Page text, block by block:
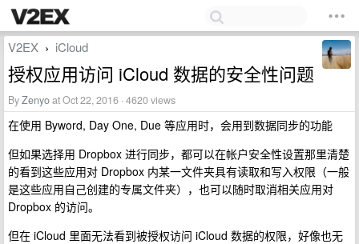
V2EX › iCloud
授权应用访问 iCloud 数据的安全性问题
ByZenyoat Oct 22, 2016 · 4620 views
在使用 Byword, Day One, Due 等应用时，会用到数据同步的功能
但如果选择用 Dropbox 进行同步，都可以在帐户安全性设置那里清楚
的看到这些应用对 Dropbox 内某一文件夹具有读取和写入权限（一般
是这些应用自己创建的专属文件夹），也可以随时取消相关应用对
Dropbox 的访问。
但在 iCloud 里面无法看到被授权访问 iCloud 数据的权限，好像也无